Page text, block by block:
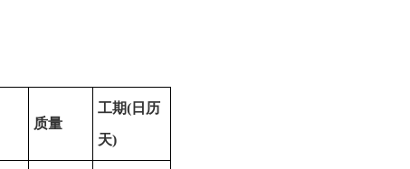
质量
工期(日历
天)